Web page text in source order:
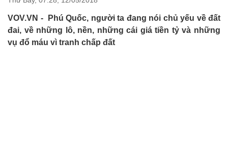
Nhận diện sự thật
Việc làm
Biển đảo
VOV.VN - Phú Quốc, người ta đang nói chủ yếu về đất
đai, về những lô, nền, những cái giá tiền tỷ và những
vụ đổ máu vì tranh chấp đất